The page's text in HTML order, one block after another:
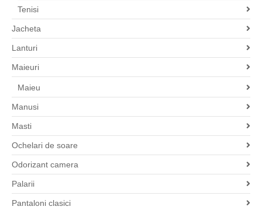
Tenisi
Jacheta
Lanturi
Maieuri
Maieu
Manusi
Masti
Ochelari de soare
Odorizant camera
Palarii
Pantaloni clasici